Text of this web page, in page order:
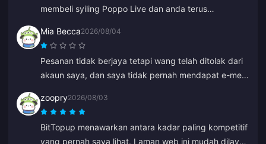
membeli syiling Poppo Live dan anda terus
segera. Saya berpuas hati dengan aplikasi anda dan
cara ia membimbing saya. Terima kasih, teruskan
usaha ini.
Mia Becca2026/08/04
Pesanan tidak berjaya tetapi wang telah ditolak dari
akaun saya, dan saya tidak pernah mendapat e-mel
pelanggan juga tidak membantu, dan saya rasa ia
adalah bot kerana tiba-tiba ia mula bercakap dalam
bahasa Cina.
zoopry2026/08/03
BitTopup menawarkan antara kadar paling kompetitif
yang pernah saya lihat. Laman web ini mudah dilayari